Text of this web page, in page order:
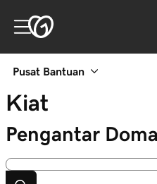
Pusat Bantuan
Kiat
Pengantar